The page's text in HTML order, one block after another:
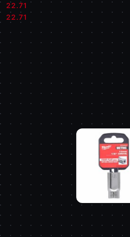
Cena:
22.71
Cena:
22.71